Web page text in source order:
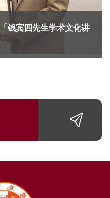
钱宾四先生学术文化讲